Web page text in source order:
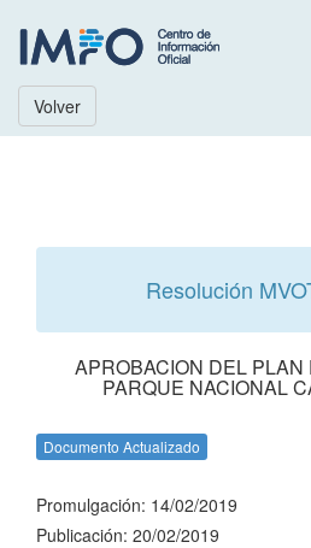
Volver
Resolución
APROBACION DEL
PARQUE NACIONAL
Documento Actualizado
Promulgación: 14/02/2019
Publicación: 20/02/2019